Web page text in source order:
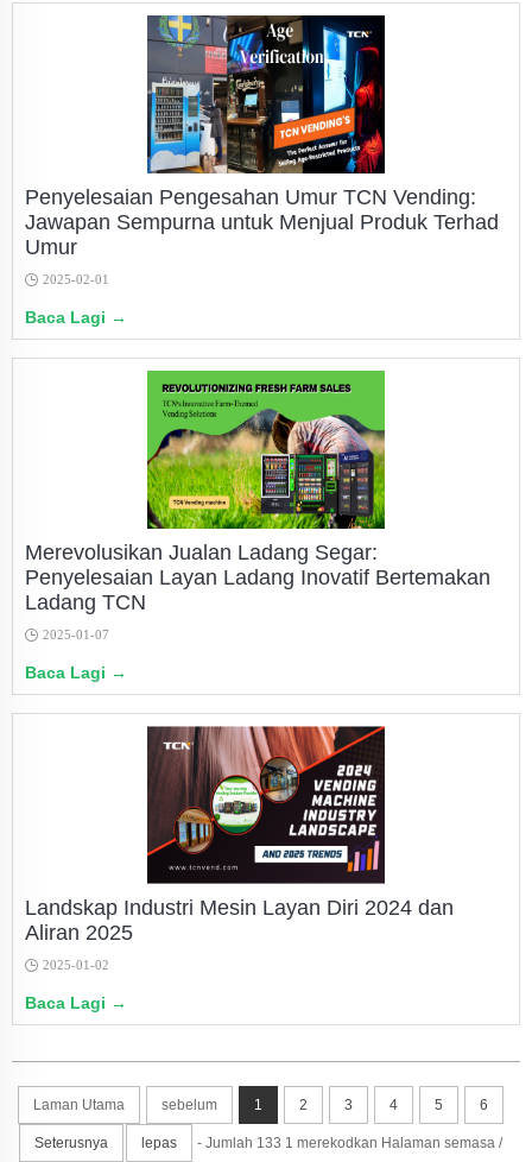
Penyelesaian Pengesahan Umur TCN Vending:
Jawapan Sempurna untuk Menjual Produk Terhad
Umur
2025-02-01
Baca Lagi →
Merevolusikan Jualan Ladang Segar:
Penyelesaian Layan Ladang Inovatif Bertemakan
Ladang TCN
2025-01-07
Baca Lagi →
Landskap Industri Mesin Layan Diri 2024 dan
Aliran 2025
2025-01-02
Baca Lagi →
Laman Utama sebelum 1 2 3 4 5 6
Seterusnya lepas - Jumlah 133 1 merekodkan Halaman semasa /